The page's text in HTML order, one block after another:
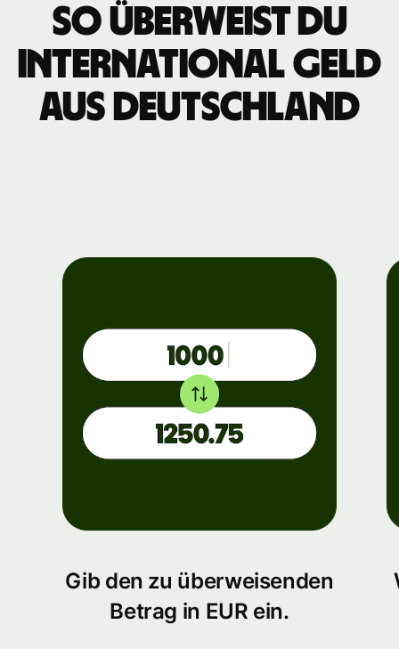
So überweist du
international Geld
aus Deutschland
Gib den zu überweisenden
Betrag in EUR ein.